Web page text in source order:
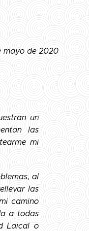
mayo de 2020
un
las
mi
al
las
camino
a todas
Laical o